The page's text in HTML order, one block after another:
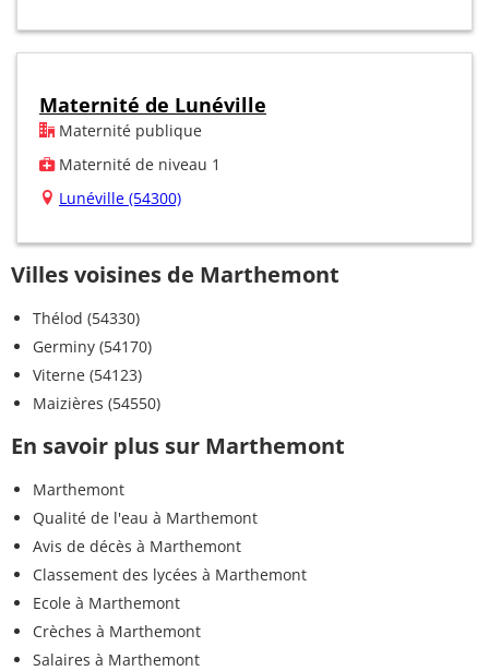
Maternité de Lunéville
Maternité publique
Maternité de niveau 1
Lunéville (54300)
Villes voisines de Marthemont
Thélod (54330)
Germiny (54170)
Viterne (54123)
Maizières (54550)
En savoir plus sur Marthemont
Marthemont
Qualité de l'eau à Marthemont
Avis de décès à Marthemont
Classement des lycées à Marthemont
Ecole à Marthemont
Crèches à Marthemont
Salaires à Marthemont